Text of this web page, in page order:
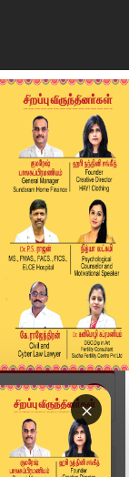
×